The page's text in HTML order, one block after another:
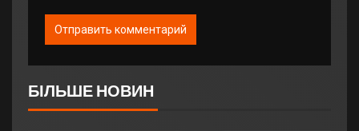
БІЛЬШЕ НОВИН